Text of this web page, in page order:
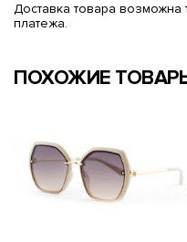
Доставка товара
платежа.
ПОХОЖИЕ